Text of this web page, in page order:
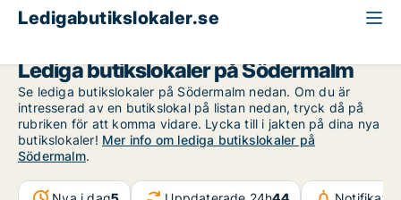
Ledigabutikslokaler.se
Lediga butikslokaler på Södermalm
Se lediga butikslokaler på Södermalm nedan. Om du är
intresserad av en butikslokal på listan nedan, tryck då på
rubriken för att komma vidare. Lycka till i jakten på dina nya
butikslokaler! Mer info om lediga butikslokaler på
Södermalm.